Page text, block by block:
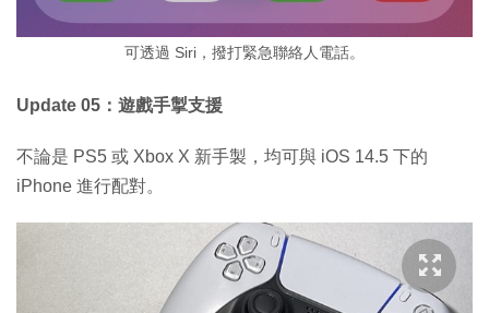
可透過 Siri，撥打緊急聯絡人電話。
Update 05：遊戲手掣支援
不論是 PS5 或 Xbox X 新手製，均可與 iOS 14.5 下的
iPhone 進行配對。